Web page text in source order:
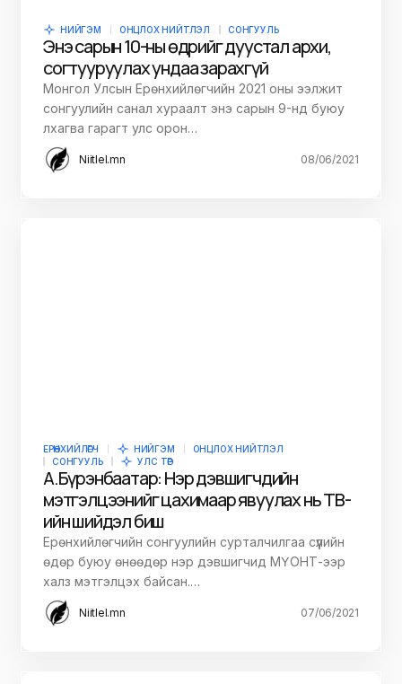
НИЙГЭМ ОНЦЛОХ НИЙТЛЭЛ СОНГУУЛЬ
Энэ сарын 10-ны өдрийг дуустал архи,
согтууруулах ундаа зарахгүй
Монгол Улсын Ерөнхийлөгчийн 2021 оны ээлжит
сонгуулийн санал хураалт энэ сарын 9-нд буюу
лхагва гарагт улс орон…
Niitlel.mn 08/06/2021
ЕРӨНХИЙЛӨГЧ НИЙГЭМ
ОНЦЛОХ НИЙТЛЭЛ
СОНГУУЛЬ
УЛС ТӨР
А.Бүрэнбаатар: Нэр дэвшигчдийн
мэтгэлцээнийг цахимаар явуулах нь ТВ-
ийн шийдэл биш
Ерөнхийлөгчийн сонгуулийн сурталчилгаа сүүлийн
өдөр буюу өнөөдөр нэр дэвшигчид МҮОНТ-ээр
халз мэтгэлцэх байсан.…
Niitlel.mn 07/06/2021